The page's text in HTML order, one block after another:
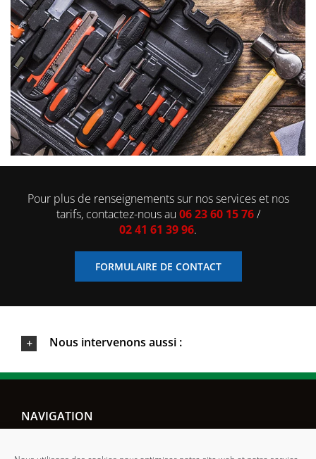
Pour plus de renseignements sur nos services et nos
tarifs, contactez-nous au 06 23 60 15 76/
02 41 61 39 96.
FORMULAIRE DE CONTACT
Nous intervenons aussi :
NAVIGATION
ACCUEIL